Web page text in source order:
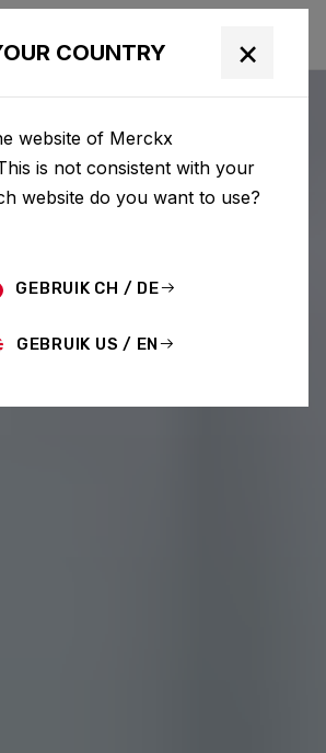
COUNTRY ×
website of Merckx
is not consistent with your
website do you want to use?
GEBRUIK CH / DE
GEBRUIK US / EN